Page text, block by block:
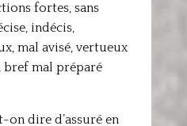
fortes, sans
indécis,
mal avisé, vertueux
bref mal préparé
on dire d’assuré en